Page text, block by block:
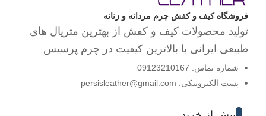
فروشگاه کیف و کفش چرم مردانه و زنانه
تولید محصولات کیف و کفش از بهترین متریال های
طبیعی ایرانی با بالاترین کیفیت در چرم پرسیس
شماره تماس: 09123210167
پست الکترونیکی: persisleather@gmail.com